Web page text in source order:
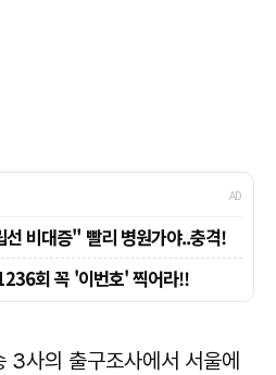
3사의 출구조사에서 서울에